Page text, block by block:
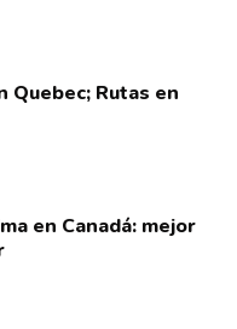
Quebec; Rutas en
en Canadá: mejor